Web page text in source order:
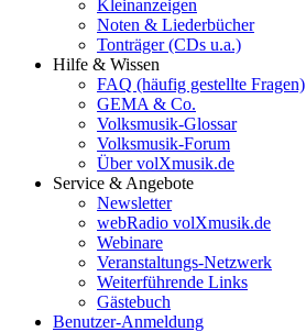
Kleinanzeigen
Noten & Liederbücher
Tonträger (CDs u.a.)
Hilfe & Wissen
FAQ (häufig gestellte Fragen)
GEMA & Co.
Volksmusik-Glossar
Volksmusik-Forum
Über volXmusik.de
Service & Angebote
Newsletter
webRadio volXmusik.de
Webinare
Veranstaltungs-Netzwerk
Weiterführende Links
Gästebuch
Benutzer-Anmeldung